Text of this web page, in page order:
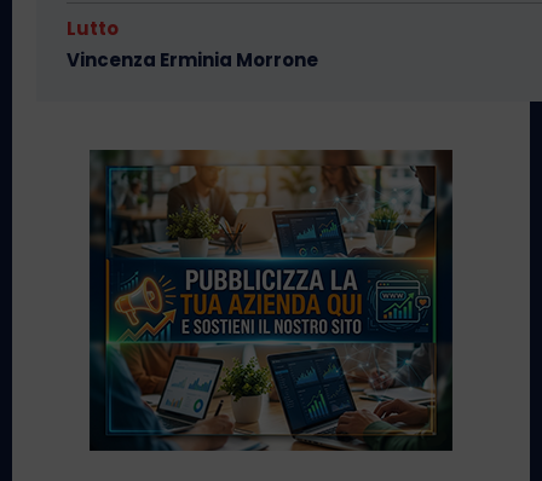
Lutto
Vincenza Erminia Morrone